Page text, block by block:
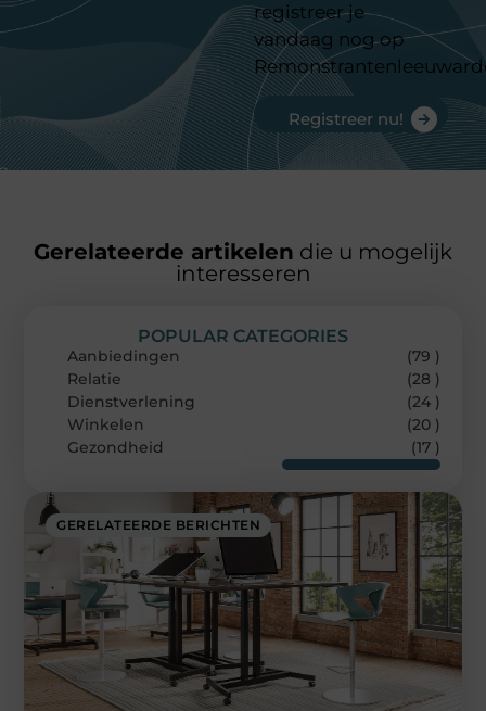
registreer je
vandaag nog op
Registreer nu!
Gerelateerde artikelen die u mogelijk
interesseren
GERELATEERDE BERICHTEN
POPULAR CATEGORIES
Aanbiedingen
(79 )
Relatie
(28 )
Dienstverlening
(24 )
Winkelen
(20 )
Gezondheid
(17 )